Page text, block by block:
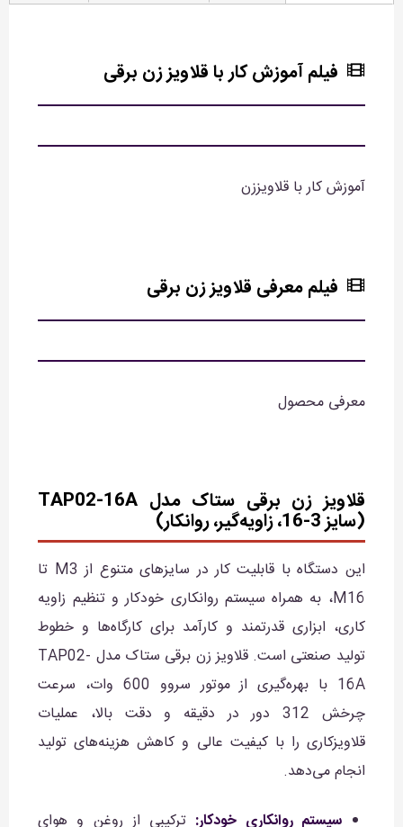
فیلم آموزش کار با قلاویز زن برقی
آموزش کار با قلاویززن
فیلم معرفی قلاویز زن برقی
معرفی محصول
قلاویز زن برقی ستاک مدل TAP02-16A
(سایز 3-16، زاویه‌گیر، روانکار)
این دستگاه با قابلیت کار در سایزهای متنوع از M3 تا
M16، به همراه سیستم روانکاری خودکار و تنظیم زاویه
کاری، ابزاری قدرتمند و کارآمد برای کارگاه‌ها و خطوط
تولید صنعتی است. قلاویز زن برقی ستاک مدل TAP02-
16A با بهره‌گیری از موتور سروو 600 وات، سرعت
چرخش 312 دور در دقیقه و دقت بالا، عملیات
قلاویزکاری را با کیفیت عالی و کاهش هزینه‌های تولید
انجام می‌دهد.
سیستم روانکاری خودکار: ترکیبی از روغن و هوای